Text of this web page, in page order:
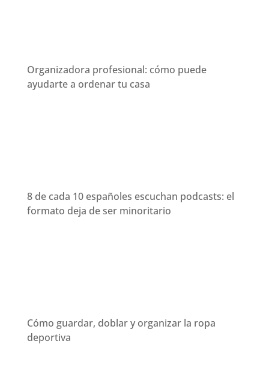
Organizadora profesional: cómo puede
ayudarte a ordenar tu casa
8 de cada 10 españoles escuchan podcasts: el
formato deja de ser minoritario
Cómo guardar, doblar y organizar la ropa
deportiva